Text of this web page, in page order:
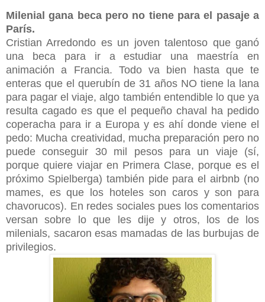
Milenial gana beca pero no tiene para el pasaje a
París.
Cristian Arredondo es un joven talentoso que ganó
una beca para ir a estudiar una maestría en
animación a Francia. Todo va bien hasta que te
enteras que el querubín de 31 años NO tiene la lana
para pagar el viaje, algo también entendible lo que ya
resulta cagado es que el pequeño chaval ha pedido
coperacha para ir a Europa y es ahí donde viene el
pedo: Mucha creatividad, mucha preparación pero no
puede conseguir 30 mil pesos para un viaje (sí,
porque quiere viajar en Primera Clase, porque es el
próximo Spielberga) también pide para el airbnb (no
mames, es que los hoteles son caros y son para
chavorucos). En redes sociales pues los comentarios
versan sobre lo que les dije y otros, los de los
milenials, sacaron esas mamadas de las burbujas de
privilegios.